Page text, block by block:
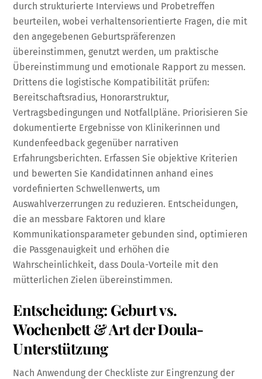
durch strukturierte Interviews und Probetreffen
beurteilen, wobei verhaltensorientierte Fragen, die mit
den angegebenen Geburtspräferenzen
übereinstimmen, genutzt werden, um praktische
Übereinstimmung und emotionale Rapport zu messen.
Drittens die logistische Kompatibilität prüfen:
Bereitschaftsradius, Honorarstruktur,
Vertragsbedingungen und Notfallpläne. Priorisieren Sie
dokumentierte Ergebnisse von Klinikerinnen und
Kundenfeedback gegenüber narrativen
Erfahrungsberichten. Erfassen Sie objektive Kriterien
und bewerten Sie Kandidatinnen anhand eines
vordefinierten Schwellenwerts, um
Auswahlverzerrungen zu reduzieren. Entscheidungen,
die an messbare Faktoren und klare
Kommunikationsparameter gebunden sind, optimieren
die Passgenauigkeit und erhöhen die
Wahrscheinlichkeit, dass Doula-Vorteile mit den
mütterlichen Zielen übereinstimmen.
Entscheidung: Geburt vs.
Wochenbett & Art der Doula-
Unterstützung
Nach Anwendung der Checkliste zur Eingrenzung der